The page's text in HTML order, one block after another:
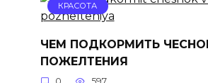
КРАСОТА
ЧЕМ ПОДКОРМИТЬ
ПОЖЕЛТЕНИЯ